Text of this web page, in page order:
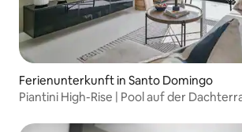
Ferienunterkunft in Santo Domingo
Piantini High-Rise | Pool auf der